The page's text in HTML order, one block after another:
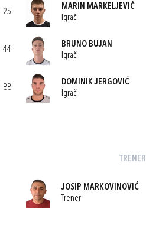
25
MARIN MARKELJEVIĆ
Igrač
44
BRUNO BUJAN
Igrač
88
DOMINIK JERGOVIĆ
Igrač
TRENER
JOSIP MARKOVINOVIĆ
Trener